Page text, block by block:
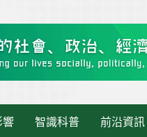
智識科普 前沿資訊